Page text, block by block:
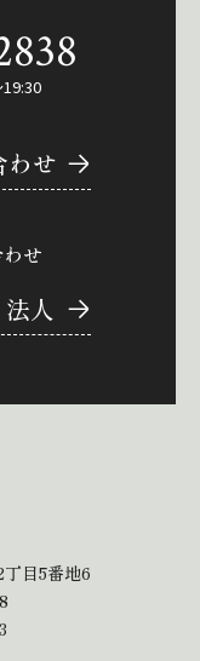
わせ
せ
人
目5番地6